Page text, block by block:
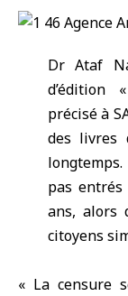
Dr Ataf
d’édition
précisé à
des livres
pas
ans, alors
citoyens
« La censure